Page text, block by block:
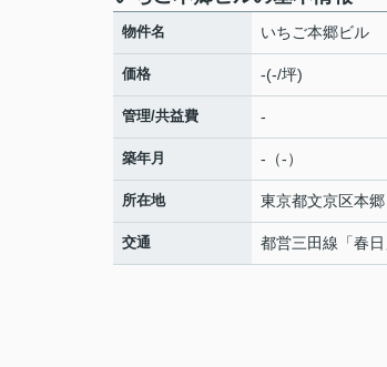
物件名 いちご本郷ビル
価格 -(-/坪)
管理/共益費 -
築年月 -（-）
所在地 東京都文京区本郷
交通 都営三田線 「春日